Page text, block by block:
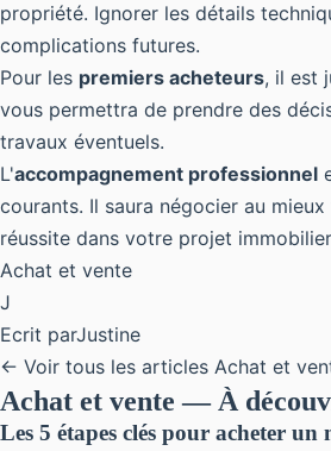
propriété. Ignorer les détails
complications futures.
Pour les premiers acheteurs, il est
vous permettra de prendre des
travaux éventuels.
L'accompagnement professionnel
courants. Il saura négocier au
réussite dans votre projet
Achat et vente
J
Ecrit parJustine
← Voir tous les articles Achat et
Achat et vente — À
Les 5 étapes clés pour acheter